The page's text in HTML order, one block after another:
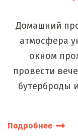
Домашний
атмосфера
окном
провести
бутерброды
Подробнее